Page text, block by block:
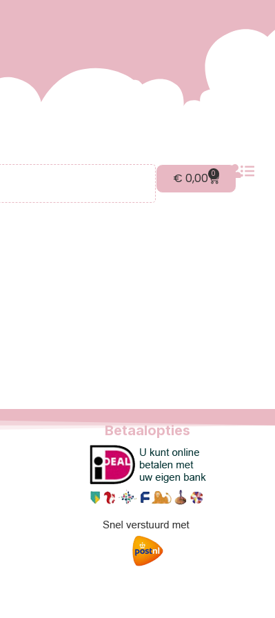
€ 0,00 0
Betaalopties